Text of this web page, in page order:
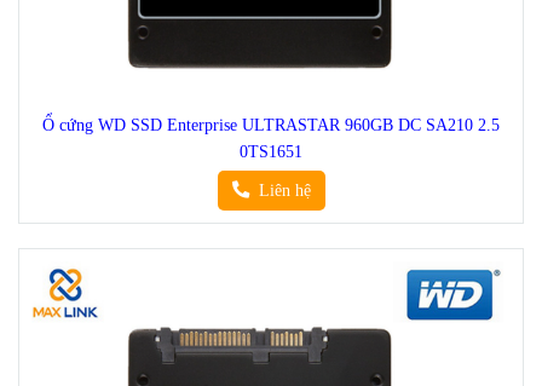
Ổ cứng WD SSD Enterprise ULTRASTAR 960GB DC SA210 2.5
0TS1651
Liên hệ